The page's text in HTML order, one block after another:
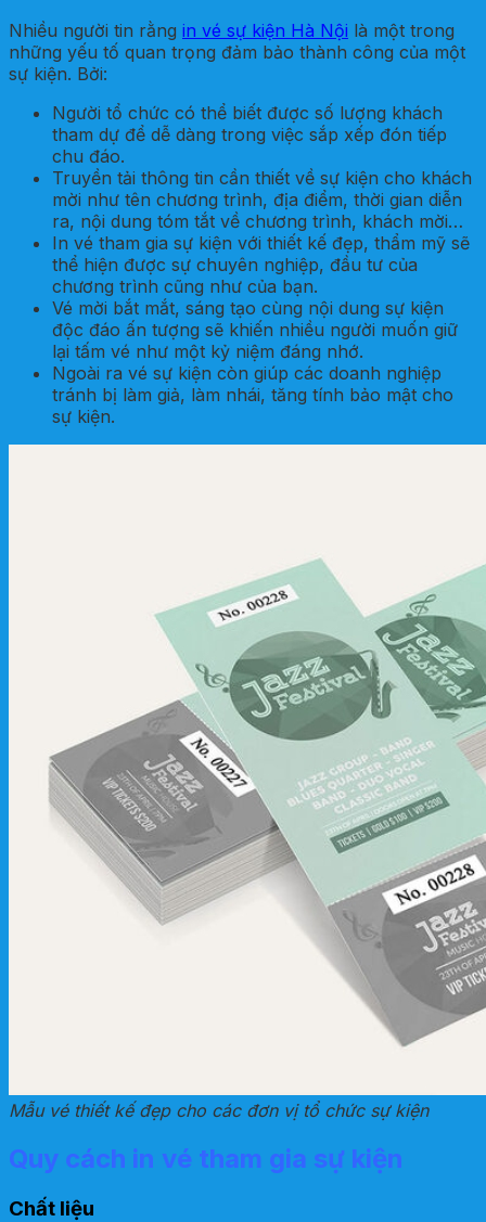
Nhiều người tin rằng in vé sự kiện Hà Nội là một trong
những yếu tố quan trọng đảm bảo thành công của một
sự kiện. Bởi:
Người tổ chức có thể biết được số lượng khách
tham dự để dễ dàng trong việc sắp xếp đón tiếp
chu đáo.
Truyền tải thông tin cần thiết về sự kiện cho khách
mời như tên chương trình, địa điểm, thời gian diễn
ra, nội dung tóm tắt về chương trình, khách mời…
In vé tham gia sự kiện với thiết kế đẹp, thẩm mỹ sẽ
thể hiện được sự chuyên nghiệp, đầu tư của
chương trình cũng như của bạn.
Vé mời bắt mắt, sáng tạo cùng nội dung sự kiện
độc đáo ấn tượng sẽ khiến nhiều người muốn giữ
lại tấm vé như một kỷ niệm đáng nhớ.
Ngoài ra vé sự kiện còn giúp các doanh nghiệp
tránh bị làm giả, làm nhái, tăng tính bảo mật cho
sự kiện.
Mẫu vé thiết kế đẹp cho các đơn vị tổ chức sự kiện
Quy cách in vé tham gia sự kiện
Chất liệu